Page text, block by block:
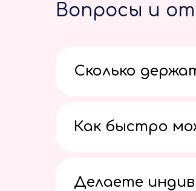
Вопросы и
Сколько
Как быстро
Делаете